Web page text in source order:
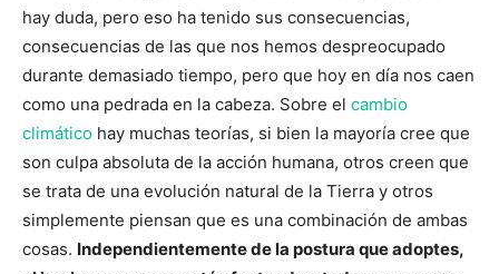
hay duda, pero eso ha tenido sus consecuencias,
consecuencias de las que nos hemos despreocupado
durante demasiado tiempo, pero que hoy en día nos caen
como una pedrada en la cabeza. Sobre el cambio
climático hay muchas teorías, si bien la mayoría cree que
son culpa absoluta de la acción humana, otros creen que
se trata de una evolución natural de la Tierra y otros
simplemente piensan que es una combinación de ambas
cosas. Independientemente de la postura que adoptes,